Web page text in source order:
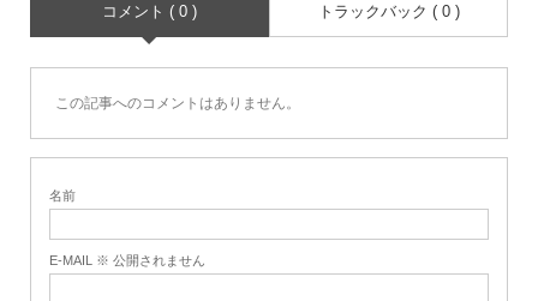
コメント ( 0 ) トラックバック ( 0 )
この記事へのコメントはありません。
名前
E-MAIL ※ 公開されません